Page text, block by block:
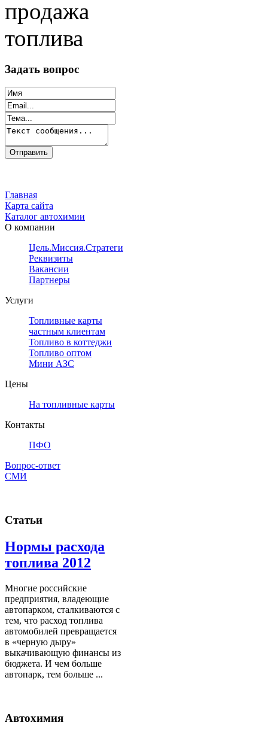
Задать вопрос
Главная
Карта сайта
Каталог автохимии
О компании
Цель.Миссия.Стратегия.
Реквизиты
Вакансии
Партнеры
Услуги
Топливные карты
частным клиентам
Топливо в коттеджи
Топливо оптом
Мини АЗС
Цены
На топливные карты
Контакты
ПФО
Вопрос-ответ
СМИ
Статьи
Нормы расхода
топлива 2012
Многие российские
предприятия, владеющие
автопарком, сталкиваются с
тем, что расход топлива
автомобилей превращается
в «черную дыру»
выкачивающую финансы из
бюджета. И чем больше
автопарк, тем больше ...
Автохимия